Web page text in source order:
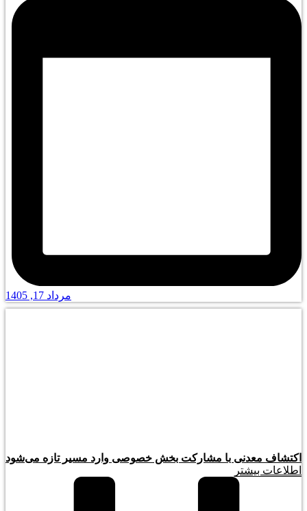
مرداد 17, 1405
اکتشاف معدنی با مشارکت بخش خصوصی وارد مسیر تازه می‌شود
اطلاعات بیشتر